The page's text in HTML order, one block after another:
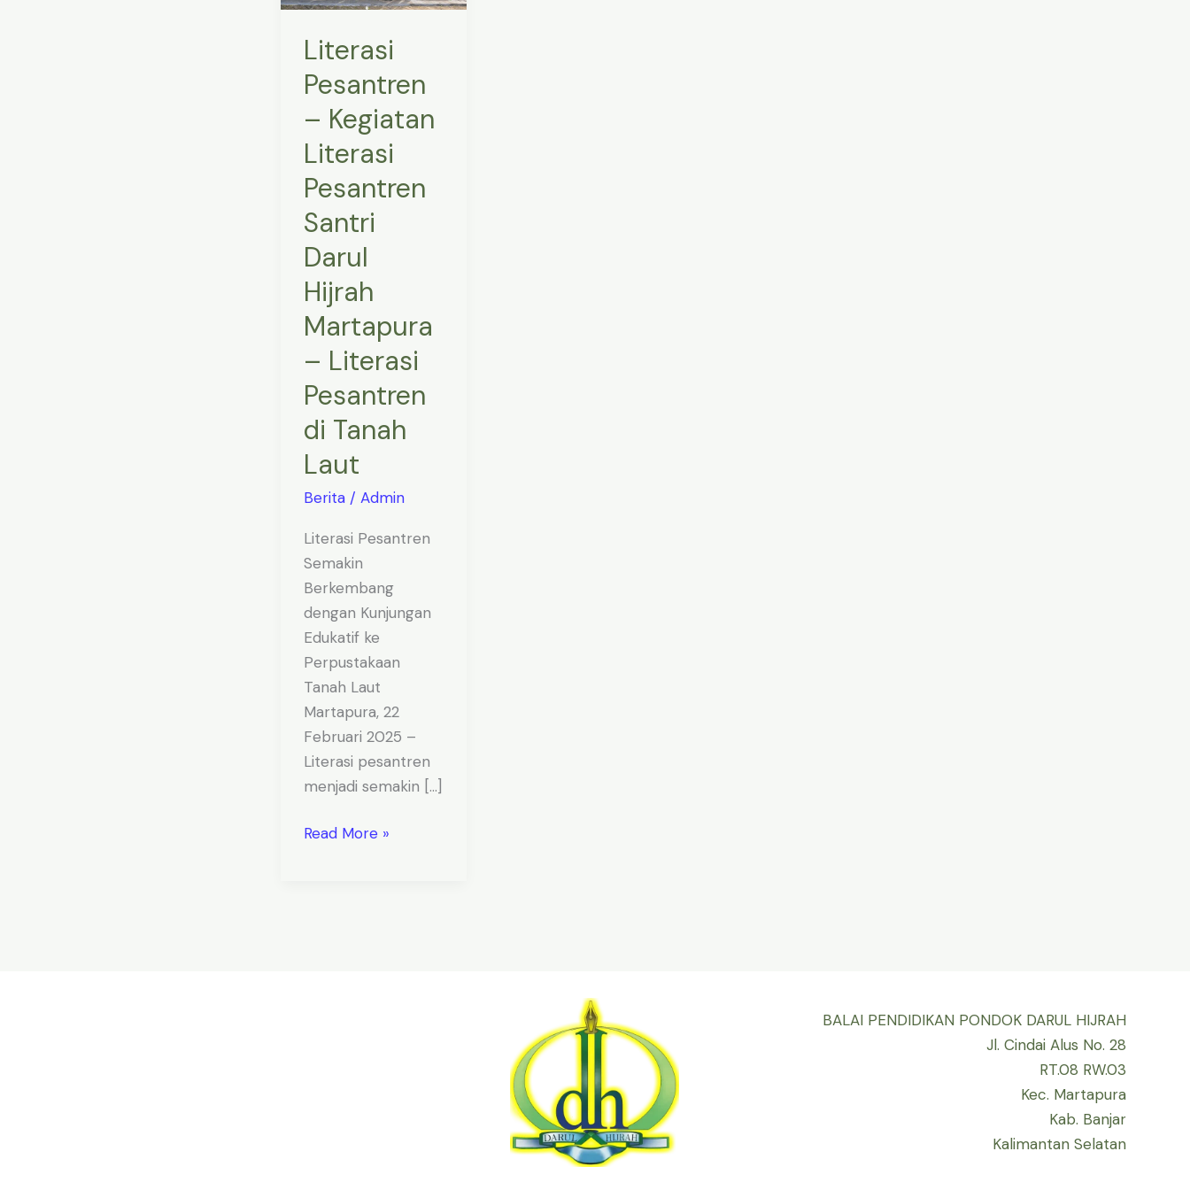
Literasi
Pesantren
– Kegiatan
Literasi
Pesantren
Santri
Darul
Hijrah
Martapura
– Literasi
Pesantren
di Tanah
Laut
Berita/ Admin
Literasi Pesantren
Semakin
Berkembang
dengan Kunjungan
Edukatif ke
Perpustakaan
Tanah Laut
Martapura, 22
Februari 2025 –
Literasi pesantren
menjadi semakin […]
Literasi
Pesantren
Santri
Darul
Hijrah
Martapura
–
Literasi
Pesantren
Tanah
Laut
Read More »
BALAI PENDIDIKAN PONDOK DARUL HIJRAH
Jl. Cindai Alus No. 28
RT.08 RW.03
Kec. Martapura
Kab. Banjar
Kalimantan Selatan